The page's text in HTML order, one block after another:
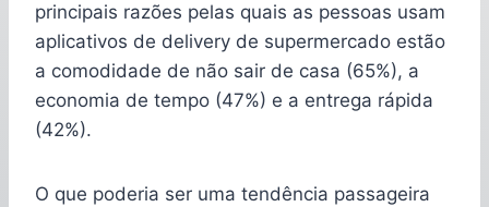
principais razões pelas quais as pessoas usam
aplicativos de delivery de supermercado estão
a comodidade de não sair de casa (65%), a
economia de tempo (47%) e a entrega rápida
(42%).
O que poderia ser uma tendência passageira